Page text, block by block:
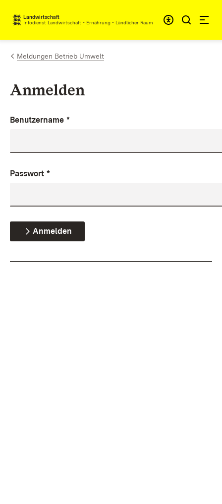
Zum Inhalt springen
Landwirtschaft
Infodienst Landwirtschaft - Ernährung - Ländlicher Raum
Meldungen Betrieb Umwelt
Anmelden
Benutzername *
Passwort *
Anmelden